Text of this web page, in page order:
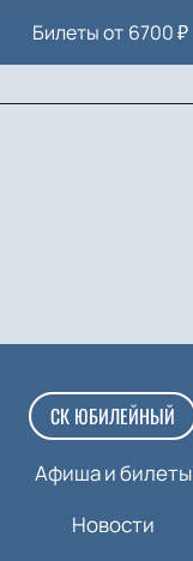
Билеты от 6700₽
СК ЮБИЛЕЙНЫЙ
Афиша и билеты
Новости